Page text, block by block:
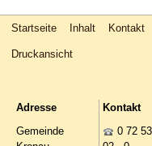
Startseite Inhalt Kontakt
Druckansicht
Adresse
Gemeinde
Kontakt
0 72